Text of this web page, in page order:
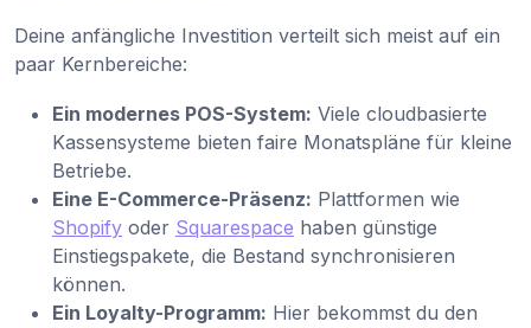
Deine anfängliche Investition verteilt sich meist auf ein
paar Kernbereiche:
Ein modernes POS-System: Viele cloudbasierte
Kassensysteme bieten faire Monatspläne für kleine
Betriebe.
Eine E-Commerce-Präsenz: Plattformen wie
Shopify oder Squarespace haben günstige
Einstiegspakete, die Bestand synchronisieren
können.
Ein Loyalty-Programm: Hier bekommst du den